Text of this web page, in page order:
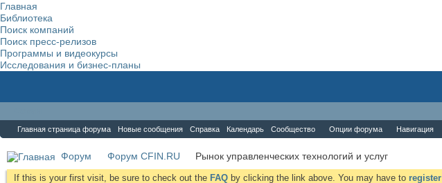
Главная
Библиотека
Поиск компаний
Поиск пресс-релизов
Программы и видеокурсы
Исследования и бизнес-планы
Главная страница форума Новые сообщения Справка Календарь Сообщество Опции форума Навигация
Форум Форум CFIN.RU Рынок управленческих технологий и услуг
If this is your first visit, be sure to check out the FAQ by clicking the link above. You may have to register